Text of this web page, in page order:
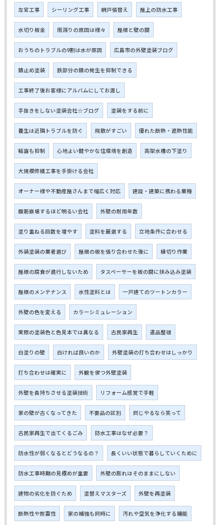
左官工事 シーリング工事 網戸張替え 屋上の防水工事
水切り板金 雨漏りの原因は様々 屋根と壁の間
おうちのトラブルの9割は水が原因 広島市の外壁塗装ブログ
錆止め塗装 鉄部分の錆の発生を抑制できる
工事終了後お客様にアルバムにしてお渡し
手抜きをしない塗装会社☆ブログ 塗装をする前に
養生は近隣トラブルを防ぐ 飛散がすごい 優れた断熱・遮熱性能
結露も抑制 心地よい健やかな住環境を創造 高架水槽の下塗り
大規模修繕工事を手掛ける会社
オーナー様や不動産屋さんまで幅広く対応 建設・建築に携わる業種
腹筋崩壊するほど明るい会社 外壁の耐用年数
塗り重ねる回数を増やす 塗料を厳選する 立地条件に合わせる
外装塗装の業者選び 屋根の板を張り合わせた後に 縁切り作業
屋根の腐食が進行しないため タスペーサーを板の間に挟み込み塗装
屋根のメンテナンス 水性塗料とは 一戸建てのツートンカラー
外壁の色を変える カラーシミュレーション
実際の塗装色と色見本では異なる 古民家再生 遺品整理
白塗りの壁 白ければ良いのか 外壁塗装の打ち合わせはしっかり
打ち合わせは確実に 外観を保つ外壁塗装
外壁を長持ちさせる塗装技術 リフォーム感覚で手軽
家の壁が古くなってきた 不要品の区別 同じやるなら笑って
古民家再生で出てくるごみ 防水工事はなぜ必要？
防水性が弱くなるとどうなるの？ 長くいい状態で暮らしていくために
防水工事時期の見極めが重要 外壁の膨れはそのままにしない
建物の劣化を防ぐため 塗替えマスターズ 外壁を再塗装
断熱性や耐震性 家の補強も同時に 汚れや空気を浄化する機能